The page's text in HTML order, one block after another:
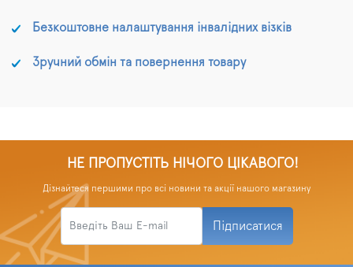
Безкоштовне налаштування інвалідних візків
Зручний обмін та повернення товару
НЕ ПРОПУСТІТЬ НІЧОГО ЦІКАВОГО!
Дізнайтеся першими про всі новини та акції нашого магазину
Підписатися